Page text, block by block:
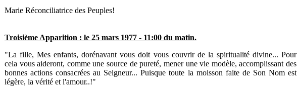
Marie Réconciliatrice des Peuples!
Troisième Apparition : le 25 mars 1977 - 11:00 du matin.
"La fille, Mes enfants, dorénavant vous doit vous couvrir de la spiritualité divine... Pour
cela vous aideront, comme une source de pureté, mener une vie modèle, accomplissant des
bonnes actions consacrées au Seigneur... Puisque toute la moisson faite de Son Nom est
légère, la vérité et l'amour..!"